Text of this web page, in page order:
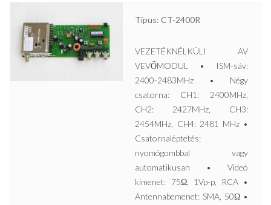
Típus: CT-2400R
VEZETÉKNÉLKÜLI AV
VEVŐMODUL • ISM-sáv:
2400-2483MHz • Négy
csatorna: CH1: 2400MHz,
CH2: 2427MHz, CH3:
2454MHz, CH4: 2481 MHz •
Csatornaléptetés:
nyomógombbal vagy
automatikusan • Videó
kimenet: 75Ω, 1Vp-p, RCA •
Antennabemenet: SMA, 50Ω •